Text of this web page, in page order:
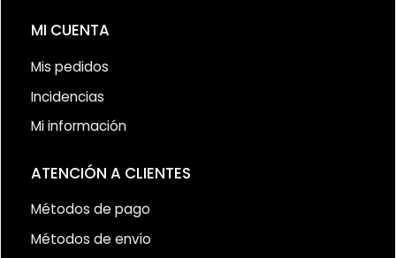
MI CUENTA
Mis pedidos
Incidencias
Mi información
ATENCIÓN A CLIENTES
Métodos de pago
Métodos de envío